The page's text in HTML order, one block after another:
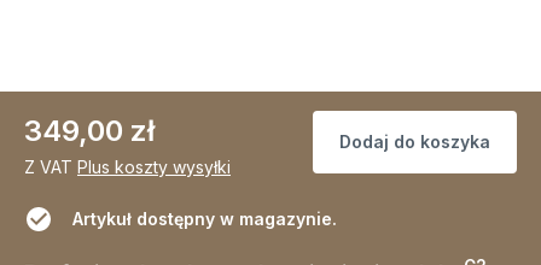
349,00 zł
Z VAT Plus koszty wysyłki
Dodaj do koszyka
Artykuł dostępny w magazynie.